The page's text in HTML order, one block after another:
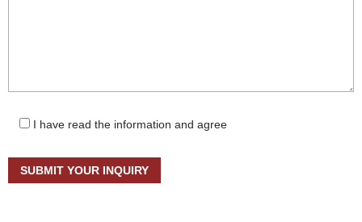
I have read the information and agree